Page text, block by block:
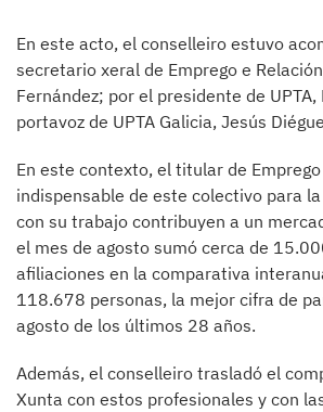
En este acto, el conselleiro estuvo
secretario xeral de Emprego e
Fernández; por el presidente de UPTA,
portavoz de UPTA Galicia, Jesús
En este contexto, el titular de
indispensable de este colectivo para
con su trabajo contribuyen a un
el mes de agosto sumó cerca de
afiliaciones en la comparativa
118.678 personas, la mejor cifra de
agosto de los últimos 28 años.
Además, el conselleiro trasladó el
Xunta con estos profesionales y con